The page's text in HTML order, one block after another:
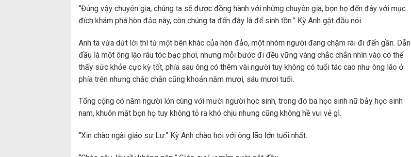
“Đúng vậy chuyên gia, chúng ta sẽ được đồng hành với những chuyên gia, bọn họ đến đây với mục
đích khám phá hòn đảo này, còn chúng ta đến đây là để sinh tồn.” Kỳ Anh gật đầu nói.
Anh ta vừa dứt lời thì từ một bên khác của hòn đảo, một nhóm người đang chậm rãi đi đến gần. Dẫn
đầu là một ông lão râu tóc bạc phơi, nhưng mỗi bước đi đều vững vàng chắc chắn nhìn vào có thể
thấy sức khỏe cực kỳ tốt, phía sau ông có thêm vài người tuy không có tuổi tác cao như ông lão ở
phía trên nhưng chắc chắn cũng khoản năm mươi, sáu mươi tuổi.
Tổng cộng có năm người lớn cùng với mười người học sinh, trong đó ba học sinh nữ bảy học sinh
nam, khuôn mặt bọn họ tuy không tỏ ra khó chịu nhưng cũng không hề vui vẻ gì.
“Xin chào ngài giáo sư Lư.” Kỳ Anh chào hỏi với ông lão lớn tuổi nhất.